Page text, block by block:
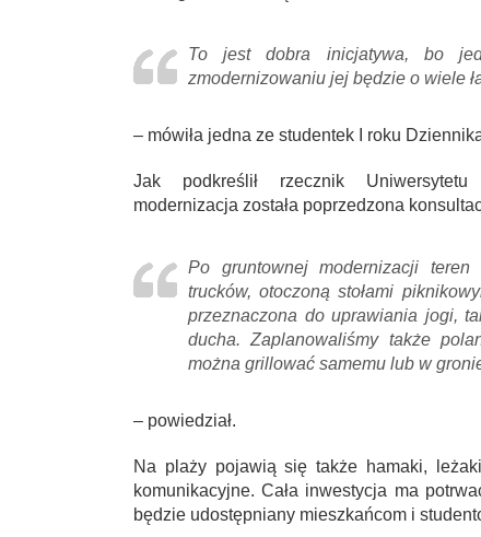
To jest dobra inicjatywa, bo
zmodernizowaniu jej będzie o wiele
– mówiła jedna ze studentek I roku
Jak podkreślił rzecznik Uniwersytetu
modernizacja została poprzedzona
Po gruntownej modernizacji
trucków, otoczoną stołami
przeznaczona do uprawiania jogi,
ducha. Zaplanowaliśmy także
można grillować samemu lub w
– powiedział.
Na plaży pojawią się także hamaki,
komunikacyjne. Cała inwestycja ma
będzie udostępniany mieszkańcom i